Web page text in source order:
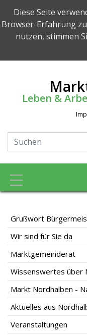
Diese Seite
Browser-Erfahrung
nutzen, stimmen
Leben &
Toggle navigation
Grußwort
Wir sind für Sie da
Marktgemeinderat
Wissenswertes über
Markt Nordhalben -
Aktuelles aus
Veranstaltungen